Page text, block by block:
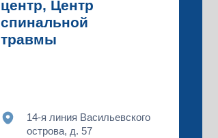
центр, Центр
спинальной
травмы
14-я линия Васильевского
острова, д. 57